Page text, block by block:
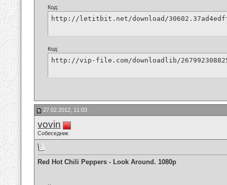
Код:
http://letitbit.net/download/
Код:
http://vip-file.com/downloadlib/
27.02.2012, 11:03
vovin
Собеседник
Red Hot Chili Peppers - Look Around. 1080p